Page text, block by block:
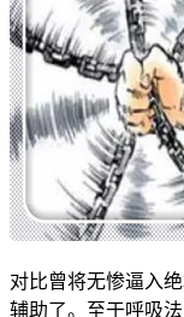
对比曾将无惨逼入
辅助了。至于呼吸